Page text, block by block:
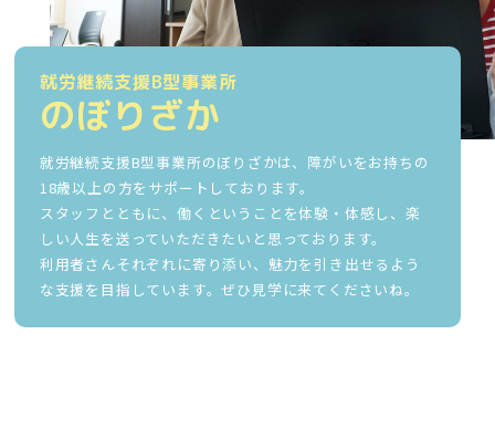
就労継続支援B型事業所
のぼりざか
就労継続支援B型事業所のぼりざかは、障がいをお持ちの
18歳以上の方をサポートしております。
スタッフとともに、働くということを体験・体感し、楽
しい人生を送っていただきたいと思っております。
利用者さんそれぞれに寄り添い、魅力を引き出せるよう
な支援を目指しています。ぜひ見学に来てくださいね。